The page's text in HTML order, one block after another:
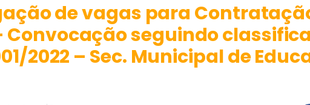
de vagas para
Convocação seguindo
2022 – Sec. Municipal de